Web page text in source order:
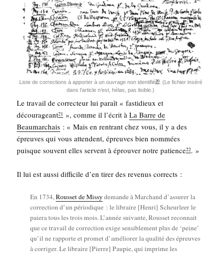
Liste de cor­rec­tions à appor­ter à un ouvrage non iden­ti­fié20. (Le fichier insé­ré
dans l’ar­ticle n’est, hélas, pas lisible.)
Le tra­vail de cor­rec­teur lui paraît « fas­ti­dieux et
décou­ra­geant21 », comme il l’é­crit àLa Barre de
Beau­mar­chais : « Mais en ren­trant chez vous, il y a des
épreuves qui vous attendent, épreuves bien nom­mées
puisque sou­vent elles servent à éprou­ver notre patience22. »
Il lui est aus­si dif­fi­cile d’en tirer des reve­nus corrects :
En 1734,Rous­set de Mis­sydemande à Mar­chand d’assurer la
cor­rec­tion d’un pério­dique : le libraire [Hen­ri] Scheur­leer le
paie­ra tous les trois mois. L’année sui­vante, Rous­set recon­nait
que ce tra­vail de cor­rec­tion exige sen­si­ble­ment plus de ‘peine’
qu’il ne rap­porte et pro­met d’améliorer la qua­li­té des épreuves
à cor­ri­ger. Le libraire [Pierre] Pau­pie, qui imprime les